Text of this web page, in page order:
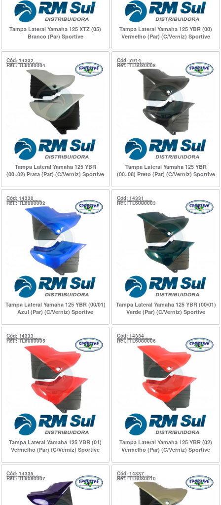
Tampa Lateral Yamaha 125 XTZ (05)
Branco (Par) Sportive
Tampa Lateral Yamaha 125 YBR (00)
Vermelho (Par) (C/Verniz) Sportive
Cód: 14332
Ref.: TL6080004
Tampa Lateral Yamaha 125 YBR
(00..02) Prata (Par) (C/Verniz) Sportive
Cód: 7914
Ref.: TL6080008
Tampa Lateral Yamaha 125 YBR
(00..08) Preto (Par) (C/Verniz) Sportive
Cód: 14330
Ref.: TL6080002
Tampa Lateral Yamaha 125 YBR (00/01)
Azul (Par) (C/Verniz) Sportive
Cód: 14331
Ref.: TL6080003
Tampa Lateral Yamaha 125 YBR (00/01)
Verde (Par) (C/Verniz) Sportive
Cód: 14333
Ref.: TL6080005
Tampa Lateral Yamaha 125 YBR (01)
Vermelho (Par) (C/Verniz) Sportive
Cód: 14334
Ref.: TL6080006
Tampa Lateral Yamaha 125 YBR (02)
Vermelho (Par) (C/Verniz) Sportive
Cód: 14335
Ref.: TL6080007
Cód: 14337
Ref.: TL6080010